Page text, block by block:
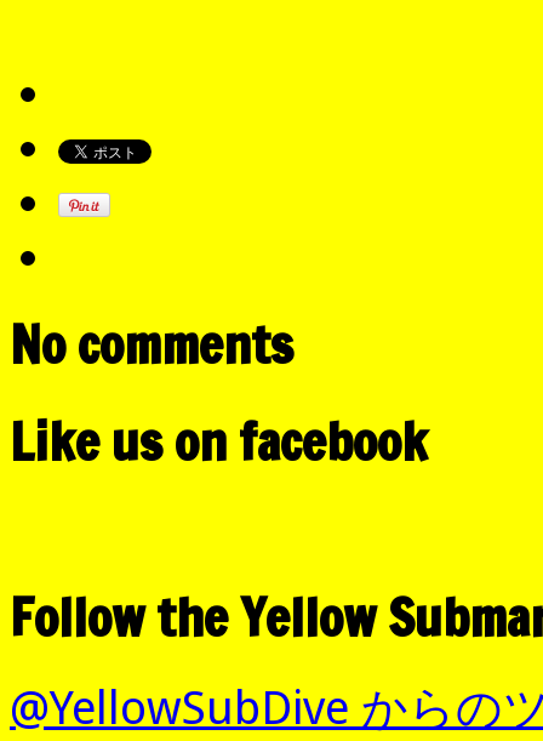
No comments
Like us on facebook
Follow the Yellow
@YellowSubDive からの